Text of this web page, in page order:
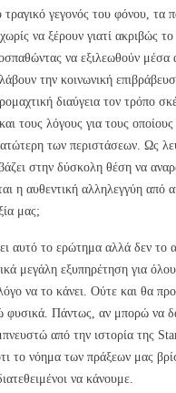
γεγονός του φόνου, τα
να ξέρουν γιατί ακριβώς το
να εξιλεωθούν μέσα
την κοινωνική
διαύγεια τον τρόπο
τους λόγους για τους
των περιστάσεων. Ως
στην δύσκολη θέση να
η αυθεντική αλληλεγγύη από
μας;
αυτό το ερώτημα αλλά δεν το
μεγάλη εξυπηρέτηση για
να το κάνει. Ούτε και θα
φυσικά. Πάντως, αν μπορώ να
από την ιστορία της
το νόημα των πράξεων μας
να κάνουμε.